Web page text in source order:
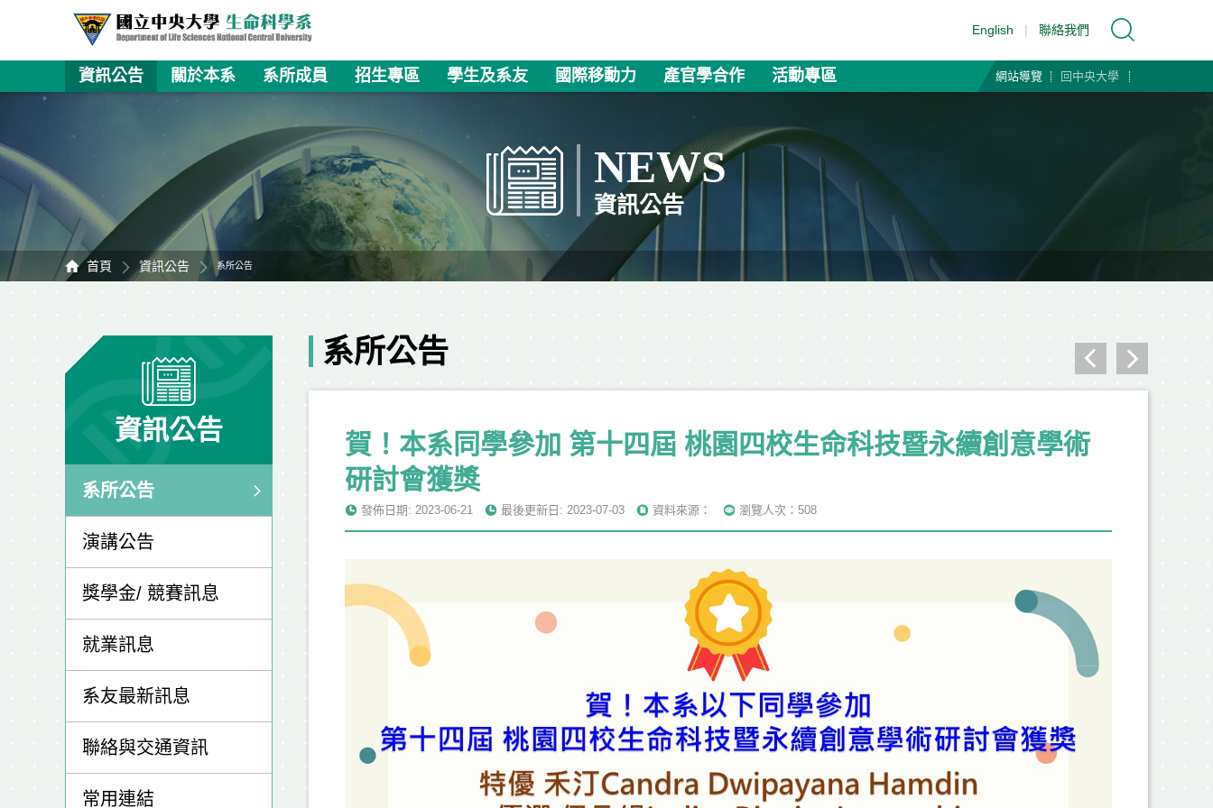
English | 聯絡我們
資訊公告 關於本系 系所成員 招生專區 學生及系友 國際移動力 產官學合作 活動專區 網站導覽 回中央大學
NEWS
資訊公告
首頁 資訊公告 系所公告
資訊公告
系所公告
演講公告
獎學金/ 競賽訊息
就業訊息
系友最新訊息
聯絡與交通資訊
常用連結
系所公告
賀！本系同學參加 第十四屆 桃園四校生命科技暨永續創意學術
研討會獲獎
發佈日期: 2023-06-21 最後更新日: 2023-07-03 資料來源： 瀏覽人次：508